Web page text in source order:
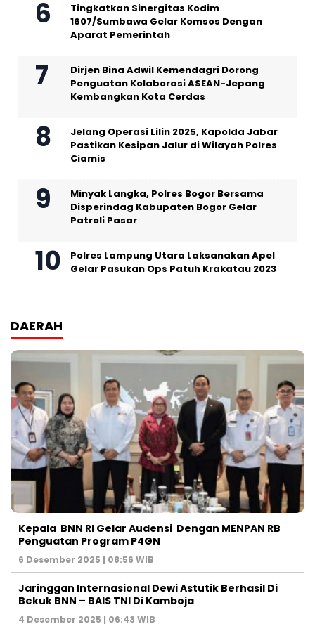
Tingkatkan Sinergitas Kodim
1607/Sumbawa Gelar Komsos Dengan
Aparat Pemerintah
Dirjen Bina Adwil Kemendagri Dorong
Penguatan Kolaborasi ASEAN-Jepang
Kembangkan Kota Cerdas
Jelang Operasi Lilin 2025, Kapolda Jabar
Pastikan Kesipan Jalur di Wilayah Polres
Ciamis
Minyak Langka, Polres Bogor Bersama
Disperindag Kabupaten Bogor Gelar
Patroli Pasar
Polres Lampung Utara Laksanakan Apel
Gelar Pasukan Ops Patuh Krakatau 2023
DAERAH
Kepala BNN RI Gelar Audensi Dengan MENPAN RB
Penguatan Program P4GN
6 Desember 2025 | 08:56 WIB
Jaringgan Internasional Dewi Astutik Berhasil Di
Bekuk BNN – BAIS TNI Di Kamboja
4 Desember 2025 | 06:43 WIB